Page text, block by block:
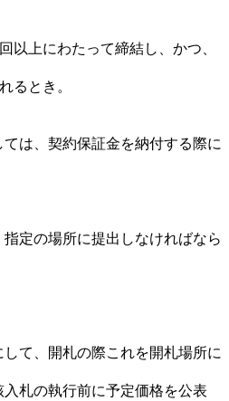
上にわたって締結し、かつ、
るとき。
は、契約保証金を納付する際に
定の場所に提出しなければなら
て、開札の際これを開札場所に
札の執行前に予定価格を公表